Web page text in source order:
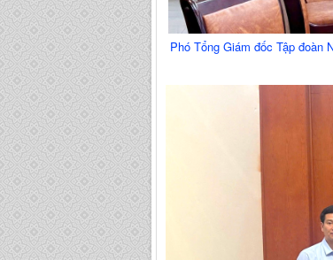
Phó Tổng Giám đốc Tập đoàn